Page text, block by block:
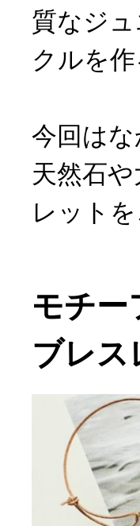
質なジ
クルを
今回は
天然石
レットを
モチー
ブレス